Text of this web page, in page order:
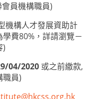
員機構職員)
機構人才發展資助計
費80%，詳請瀏覽－
)
04/2020 或之前繳款,
職員)